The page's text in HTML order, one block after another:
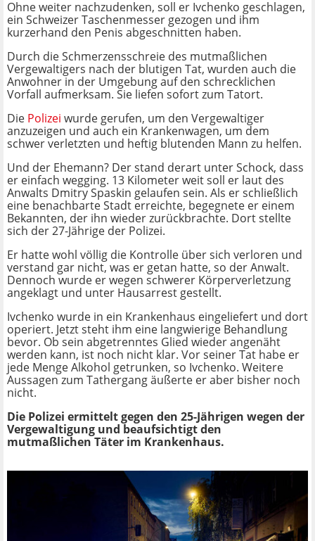
Ohne weiter nachzudenken, soll er Ivchenko geschlagen,
ein Schweizer Taschenmesser gezogen und ihm
kurzerhand den Penis abgeschnitten haben.
Durch die Schmerzensschreie des mutmaßlichen
Vergewaltigers nach der blutigen Tat, wurden auch die
Anwohner in der Umgebung auf den schrecklichen
Vorfall aufmerksam. Sie liefen sofort zum Tatort.
Die Polizei wurde gerufen, um den Vergewaltiger
anzuzeigen und auch ein Krankenwagen, um dem
schwer verletzten und heftig blutenden Mann zu helfen.
Und der Ehemann? Der stand derart unter Schock, dass
er einfach wegging. 13 Kilometer weit soll er laut des
Anwalts Dmitry Spaskin gelaufen sein. Als er schließlich
eine benachbarte Stadt erreichte, begegnete er einem
Bekannten, der ihn wieder zurückbrachte. Dort stellte
sich der 27-Jährige der Polizei.
Er hatte wohl völlig die Kontrolle über sich verloren und
verstand gar nicht, was er getan hatte, so der Anwalt.
Dennoch wurde er wegen schwerer Körperverletzung
angeklagt und unter Hausarrest gestellt.
Ivchenko wurde in ein Krankenhaus eingeliefert und dort
operiert. Jetzt steht ihm eine langwierige Behandlung
bevor. Ob sein abgetrenntes Glied wieder angenäht
werden kann, ist noch nicht klar. Vor seiner Tat habe er
jede Menge Alkohol getrunken, so Ivchenko. Weitere
Aussagen zum Tathergang äußerte er aber bisher noch
nicht.
Die Polizei ermittelt gegen den 25-Jährigen wegen der
Vergewaltigung und beaufsichtigt den
mutmaßlichen Täter im Krankenhaus.